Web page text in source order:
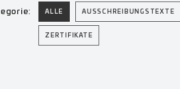
ALLE AUSSCHREIBUNGSTEXTE
ZERTIFIKATE